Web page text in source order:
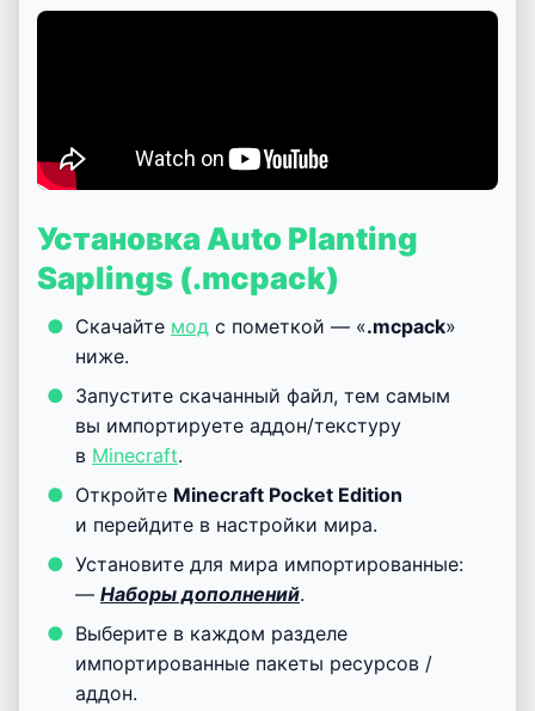
Установка Auto Planting
Saplings (.mcpack)
Скачайте мод с пометкой — «.mcpack»
ниже.
Запустите скачанный файл, тем самым
вы импортируете аддон/текстуру
в Minecraft.
Откройте Minecraft Pocket Edition
и перейдите в настройки мира.
Установите для мира импортированные:
— Наборы дополнений.
Выберите в каждом разделе
импортированные пакеты ресурсов /
аддон.